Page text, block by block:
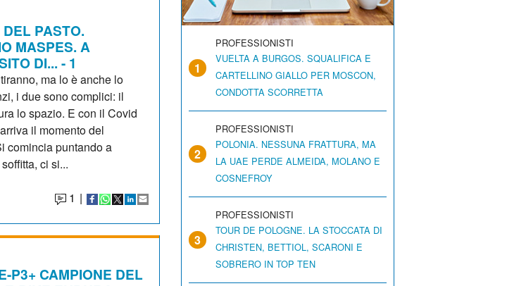
PASTO.
MASPES. A
DI... - 1
ma lo è anche lo
i due sono complici: il
lo spazio. E con il Covid
il momento del
comincia puntando a
ci si...
1 |
P3+ CAMPIONE DEL
1
PROFESSIONISTI
VUELTA A BURGOS. SQUALIFICA E
CARTELLINO GIALLO PER MOSCON,
CONDOTTA SCORRETTA
2
PROFESSIONISTI
POLONIA. NESSUNA FRATTURA, MA
LA UAE PERDE ALMEIDA, MOLANO E
COSNEFROY
3
PROFESSIONISTI
TOUR DE POLOGNE. LA STOCCATA DI
CHRISTEN, BETTIOL, SCARONI E
SOBRERO IN TOP TEN